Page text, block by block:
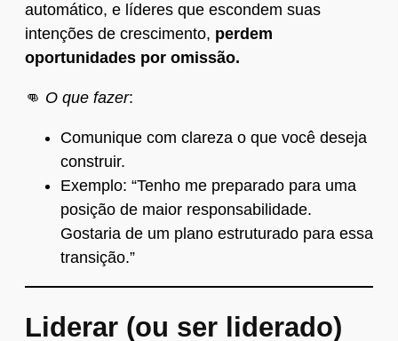
automático, e líderes que escondem suas
intenções de crescimento, perdem
oportunidades por omissão.
👊 O que fazer:
Comunique com clareza o que você deseja
construir.
Exemplo: “Tenho me preparado para uma
posição de maior responsabilidade.
Gostaria de um plano estruturado para essa
transição.”
Liderar (ou ser liderado)